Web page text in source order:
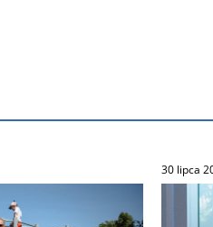
30 lipca